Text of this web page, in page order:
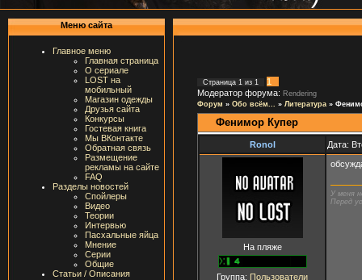
Меню сайта
Главное меню
Главная страница
О сериале
LOST на
мобильный
Магазин одежды
Друзья сайта
Конкурсы
Гостевая книга
Мы ВКонтакте
Обратная связь
Размещение
рекламы на сайте
FAQ
Разделы новостей
Спойлеры
Видео
Теории
Интервью
Пасхальные яйца
Мнение
Серии
Общие
Статьи / Описания
Страница 1 из 1
1
Модератор форума: Rendering
Форум » Обо всём... » Литература »
Фенимор Купер
Ronol Дата:
На пляже
Группа: Пользователи
У меня
Перед